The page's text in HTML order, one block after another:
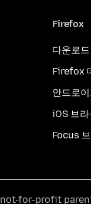
Firefox
다운로드
Firefox
안드로
iOS 브라
Focus
not-for-profit